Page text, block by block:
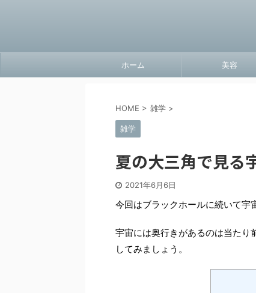
ホーム 美容
HOME > 雑学 >
雑学
夏の大三角で見る
2021年6月6日
今回はブラックホールに続いて宇
宇宙には奥行きがあるのは当たり
してみましょう。